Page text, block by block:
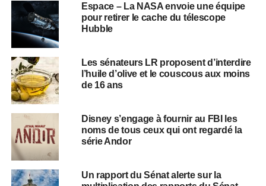
Espace – La NASA envoie une équipe
pour retirer le cache du télescope
Hubble
Les sénateurs LR proposent d’interdire
l’huile d’olive et le couscous aux moins
de 16 ans
Disney s’engage à fournir au FBI les
noms de tous ceux qui ont regardé la
série Andor
Un rapport du Sénat alerte sur la